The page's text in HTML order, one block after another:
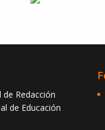
Redacción
de Educación